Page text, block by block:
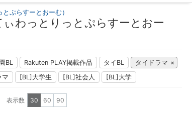
本/ゲーム/CD/DVD
電子書籍
楽天マガジン
音楽配信
ぷらすーとおーむ）
わっとりっとぷらすーとおー
BL Rakuten PLAY掲載作品 タイBL
タイドラマ
マ [BL]大学生 [BL]社会人 [BL]大学
表示数 30 60 90